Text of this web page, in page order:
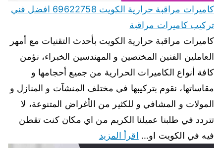
كاميرات مراقبة حرارية الكويت 69622758 افضل فني
تركيب كاميرات مراقبة
كاميرات مراقبة حرارية الكويت بأحدث التقنيات مع أمهر
العاملين الفنين المختصين و المهندسين الخبراء، نؤمن
كافة أنواع الكاميرات الحرارية من جميع أحجامها و
مقاساتها، نقوم بتركيبها في مختلف المنشآت و المنازل و
المولات و المشافي و للكثير من الأغراض المتنوعة، لا
تتردد في طلبنا عميلنا الكريم من اي مكان كنت تقطن
فيه في الكويت او… اقرأ المزيد